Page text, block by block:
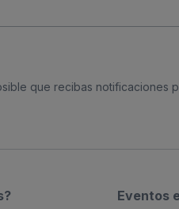
que recibas notificaciones
Eventos